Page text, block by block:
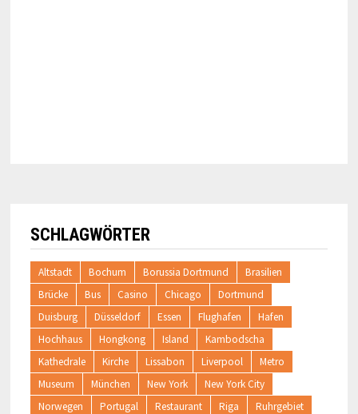
SCHLAGWÖRTER
Altstadt Bochum Borussia Dortmund
Brasilien
Brücke
Bus Casino Chicago
Dortmund
Duisburg
Düsseldorf Essen Flughafen
Hafen
Hochhaus
Hongkong Island
Kambodscha
Kathedrale
Kirche Lissabon Liverpool
Metro
Museum
München New York
New York City
Norwegen
Portugal Restaurant Riga
Ruhrgebiet